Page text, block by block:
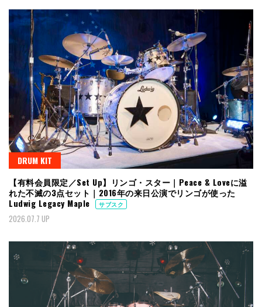
DRUM KIT
【有料会員限定／Set Up】リンゴ・スター｜Peace & Loveに溢
れた不滅の3点セット｜2016年の来日公演でリンゴが使った
Ludwig Legacy Maple
サブスク
2026.07.7 UP